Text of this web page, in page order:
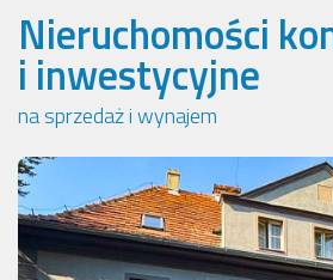
Nieruchomości
i inwestycyjne
na sprzedaż i wynajem